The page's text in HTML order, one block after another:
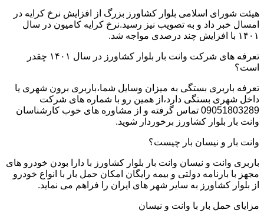
هیئت شورای اسلامی بلوار کشاورز بزرگ از افزایش نرخ کرایه در
امسال خبر داد و به تصویب نیز رسید.نرخ کرایه کامیون در سال
۱۴۰۱ با افزایش چند درصدی مواجه شد.
تعرفه های شرکت وانت بار بلوار کشاورز در سال ۱۴۰۱ چقدر
است؟
تعرفه باربری بستگی به میزان وسایل شما،باربری برون شهری یا
داخل شهری بستگی دارد،از همین رو با شماره های شرکت
09051803289 تماس گرفته و از مشاوره های خوب کارشناسان
وانت بار بلوار کشاورز برخوردار شوید.
وانت بار و نیسان بار چیست؟
باربری وانت و نیسان وانت بار بلوار کشاورز با دارا بودن خودرو های
مجهز با بارنامه دولتی و بیمه رایگان امکان حمل بار با انواع خودرو
از بلوار کشاورز به سایر شهر های ایران را فراهم می نماید.
مزایای حمل بار با وانت و نیسان